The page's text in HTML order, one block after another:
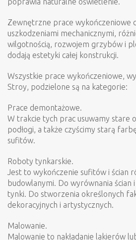
poprawia naturalne oświetlenie.
Zewnętrzne prace wykończeniowe
uszkodzeniami mechanicznymi,
wilgotnością, rozwojem grzybów i
dodają estetyki całej konstrukcji.
Wszystkie prace wykończeniowe,
Stroy, podzielone są na kategorie:
Prace demontażowe.
W trakcie tych prac usuwamy stare
podłogi, a także czyścimy starą
sufitów.
Roboty tynkarskie.
Jest to wykończenie sufitów i ścian
budowlanymi. Do wyrównania ścian
tynki. Do stworzenia określonych
dekoracyjnych i artystycznych.
Malowanie.